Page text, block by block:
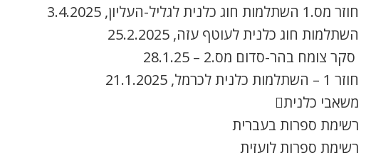
חוזר מס.1 השתלמות חוג כלנית לגליל-העליון, 3.4.2025
השתלמות חוג כלנית לעוטף עזה, 25.2.2025
סקר צומח בהר-סדום מס.2 – 28.1.25
חוזר 1 – השתלמות כלנית לכרמל, 21.1.2025
משאבי כלנית
רשימת ספרות בעברית
רשימת ספרות לועזית